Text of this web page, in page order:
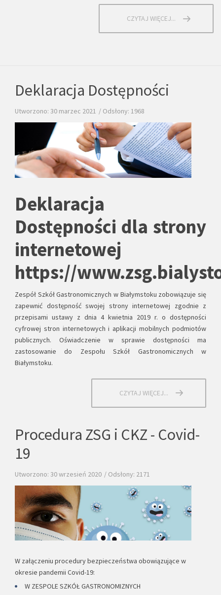
CZYTAJ WIĘCEJ...
Deklaracja Dostępności
Utworzono: 30 marzec 2021 Odsłony: 1968
Deklaracja
Dostępności dla strony
internetowej
https://
Zespół Szkół Gastronomicznych w Białymstoku zobowiązuje się
zapewnić dostępność swojej strony internetowej zgodnie z
przepisami ustawy z dnia 4 kwietnia 2019 r. o dostępności
cyfrowej stron internetowych i aplikacji mobilnych podmiotów
publicznych. Oświadczenie w sprawie dostępności ma
zastosowanie do Zespołu Szkół Gastronomicznych w
Białymstoku.
CZYTAJ WIĘCEJ...
Procedura ZSG i CKZ - Covid-
19
Utworzono: 30 wrzesień 2020 Odsłony: 2171
W załączeniu procedury bezpieczeństwa obowiązujące w
okresie pandemii Covid-19:
W ZESPOLE SZKÓŁ GASTRONOMIZNYCH